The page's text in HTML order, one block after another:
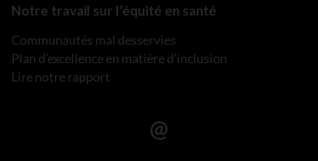
Notre travail sur l’équité en santé
Communautés mal desservies
Plan d’excellence en matière d’inclusion
Lire notre rapport